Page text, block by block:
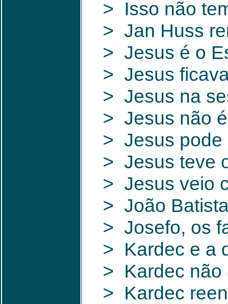
> Isso não
> Jan Huss
> Jesus é o
> Jesus
> Jesus na
> Jesus não
> Jesus pode
> Jesus teve
> Jesus veio
> João
> Josefo, os
> Kardec e a
> Kardec não
> Kardec